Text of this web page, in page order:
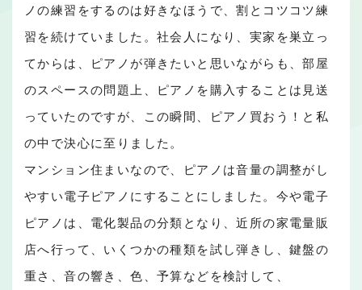
ノの練習をするのは好きなほうで、割とコツコツ練
習を続けていました。社会人になり、実家を巣立っ
てからは、ピアノが弾きたいと思いながらも、部屋
のスペースの問題上、ピアノを購入することは見送
っていたのですが、この瞬間、ピアノ買おう！と私
の中で決心に至りました。
マンション住まいなので、ピアノは音量の調整がし
やすい電子ピアノにすることにしました。今や電子
ピアノは、電化製品の分類となり、近所の家電量販
店へ行って、いくつかの種類を試し弾きし、鍵盤の
重さ、音の響き、色、予算などを検討して、